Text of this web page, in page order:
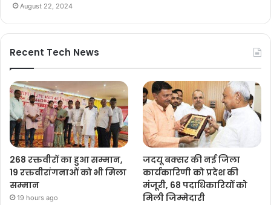
August 22, 2024
Recent Tech News
268 रक्तवीरों का हुआ सम्मान,
19 रक्तवीरांगनाओं को भी मिला
सम्मान
19 hours ago
जदयू बक्सर की नई जिला
कार्यकारिणी को प्रदेश की
मंजूरी, 68 पदाधिकारियों को
मिली जिम्मेदारी